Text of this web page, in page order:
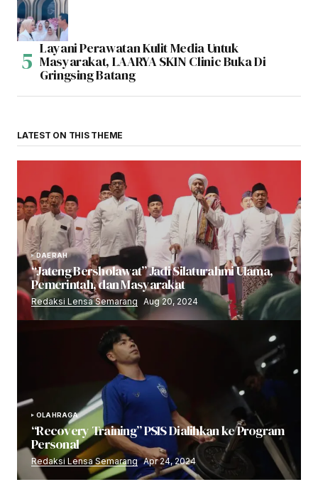
Layani Perawatan Kulit Media Untuk
Masyarakat, LAARYA SKIN Clinic Buka Di
Gringsing Batang
LATEST ON THIS THEME
DAERAH
“Jateng Bersholawat” Jadi Silaturahmi Ulama,
Pemerintah, dan Masyarakat
Redaksi Lensa Semarang Aug 20, 2024
OLAHRAGA
“Recovery Training” PSIS Dialihkan ke Program
Personal
Redaksi Lensa Semarang Apr 24, 2024